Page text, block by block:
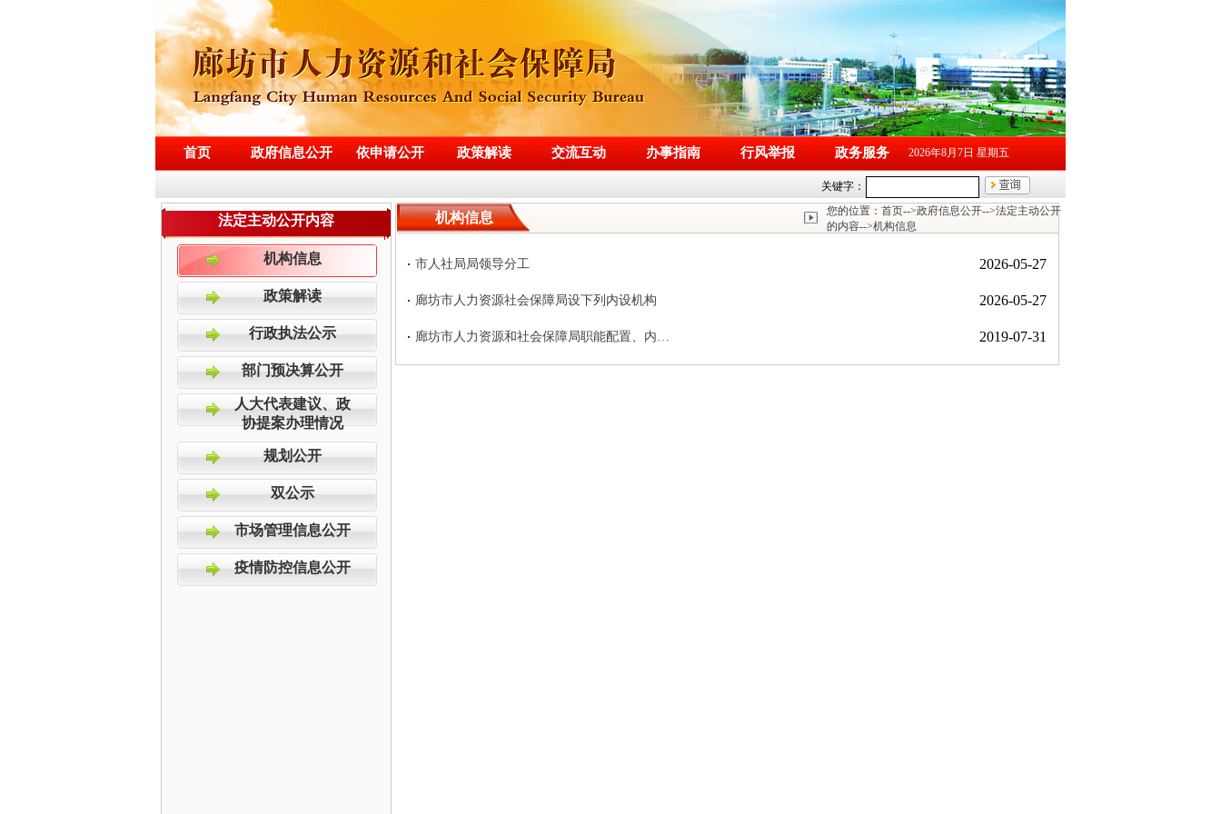
首页 政府信息公开 依申请公开 政策解读 交流互动 办事指南 行风举报 政务服务 2026年8月7日 星期五
法定主动公开内容
机构信息
政策解读
行政执法公示
部门预决算公开
人大代表建议、政
协提案办理情况
规划公开
双公示
市场管理信息公开
疫情防控信息公开
机构信息 您的位置： 首页-->政府信息公开-->法定主动公开
的内容-->机构信息
市人社局局领导分工 2026-05-27
廊坊市人力资源社会保障局设下列内设机构 2026-05-27
廊坊市人力资源和社会保障局职能配置、内… 2019-07-31